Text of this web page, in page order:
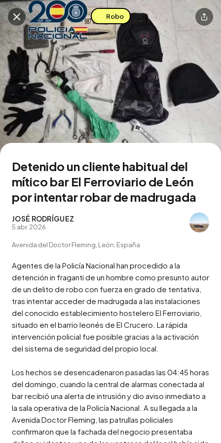
Descarga la app
Buscar en esta zona
Robo
Detenido un cliente habitual del
mítico bar El Ferroviario de León
por intentar robar de madrugada
JOSÉ RODRÍGUEZ
5 abr. 2026
Avenida del Doctor Fleming, León, España
Agentes de la Policía Nacional han procedido a la
detención in fraganti de un hombre como presunto autor
de un delito de robo con fuerza en grado de tentativa,
tras intentar acceder de madrugada a las instalaciones
del conocido establecimiento hostelero El Ferroviario,
situado en el barrio leonés de El Crucero. La rápida
intervención policial fue posible gracias a la activación
del sistema de seguridad del propio local.
Los hechos se desencadenaron pasadas las 04:45 horas
del domingo, cuando la central de alarmas conectada al
bar recibió una alerta de intrusión y dio aviso inmediato a
la sala operativa de la Policía Nacional. A su llegada a la
Avenida Doctor Fleming, las patrullas policiales
confirmaron que la fachada del negocio presentaba